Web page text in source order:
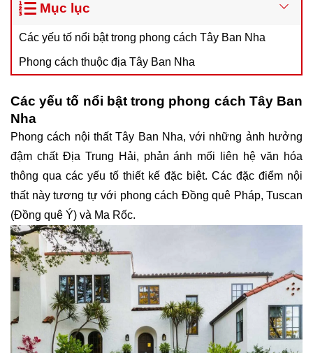
Mục lục
Các yếu tố nổi bật trong phong cách Tây Ban Nha
Phong cách thuộc địa Tây Ban Nha
Các yếu tố nổi bật trong phong cách Tây Ban
Nha
Phong cách nội thất Tây Ban Nha, với những ảnh hưởng
đậm chất Địa Trung Hải, phản ánh mối liên hệ văn hóa
thông qua các yếu tố thiết kế đặc biệt. Các đặc điểm nội
thất này tương tự với phong cách Đồng quê Pháp, Tuscan
(Đồng quê Ý) và Ma Rốc.